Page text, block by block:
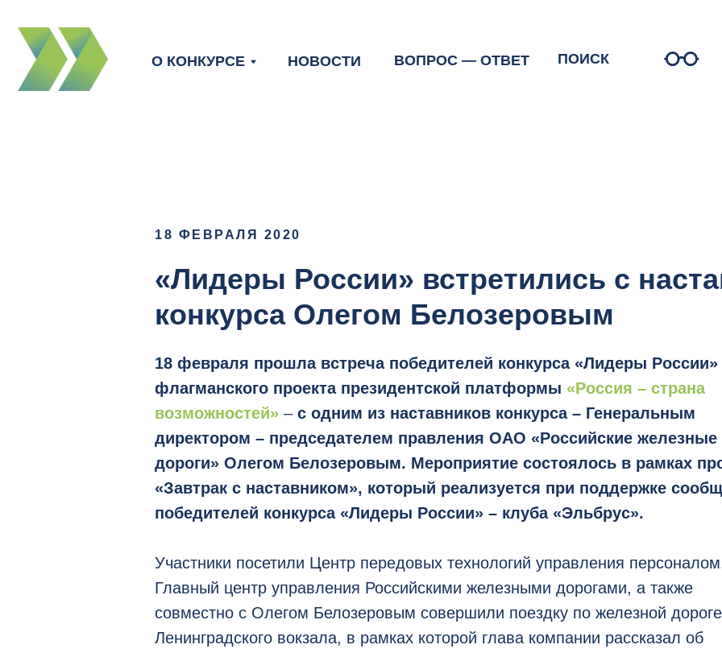
НОВОСТИ
О КОНКУРСЕ ВОПРОС — ОТВЕТ ПОИСК
18 ФЕВРАЛЯ 2020
«Лидеры России» встретились с
конкурса Олегом Белозеровым
18 февраля прошла встреча победителей конкурса «Лидеры России»
флагманского проекта президентской платформы «Россия – страна
возможностей» – с одним из наставников конкурса – Генеральным
директором – председателем правления ОАО «Российские железные
дороги» Олегом Белозеровым. Мероприятие состоялось в рамках
«Завтрак с наставником», который реализуется при поддержке
победителей конкурса «Лидеры России» – клуба «Эльбрус».
Участники посетили Центр передовых технологий управления
Главный центр управления Российскими железными дорогами, а также
совместно с Олегом Белозеровым совершили поездку по железной
Ленинградского вокзала, в рамках которой глава компании рассказал об